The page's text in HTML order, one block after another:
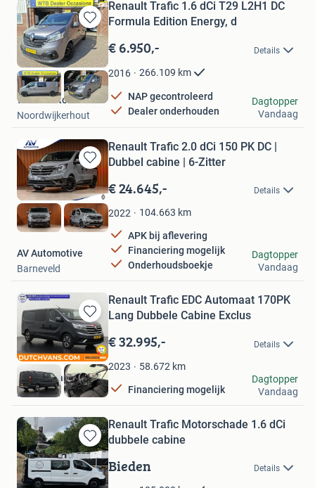
Bewaren
in
Mijn
Favorieten
Renault Trafic 1.6 dCi T29 L2H1 DC
Formula Edition Energy, d
€ 6.950,- Details
2016 266.109 km
NAP gecontroleerd
Dealer onderhouden
W.T.B. Automotive
Noordwijkerhout
Dagtopper
Vandaag
Bewaren
in
Mijn
Favorieten
Renault Trafic 2.0 dCi 150 PK DC |
Dubbel cabine | 6-Zitter
€ 24.645,- Details
2022 104.663 km
APK bij aflevering
Financiering mogelijk
Onderhoudsboekje
AV Automotive
Barneveld
Dagtopper
Vandaag
Bewaren
in
Mijn
Favorieten
Renault Trafic EDC Automaat 170PK
Lang Dubbele Cabine Exclus
€ 32.995,- Details
2023 58.672 km
Financiering mogelijk
DUTCH Vans
Barneveld
Dagtopper
Vandaag
Bewaren
in
Mijn
Renault Trafic Motorschade 1.6 dCi
dubbele cabine
Bieden Details
Willem